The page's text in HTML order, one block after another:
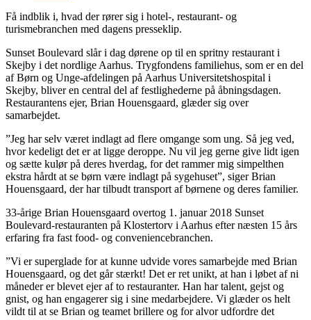
Få indblik i, hvad der rører sig i hotel-, restaurant- og
turismebranchen med dagens presseklip.
Sunset Boulevard slår i dag dørene op til en spritny restaurant i
Skejby i det nordlige Aarhus. Trygfondens familiehus, som er en del
af Børn og Unge-afdelingen på Aarhus Universitetshospital i
Skejby, bliver en central del af festlighederne på åbningsdagen.
Restaurantens ejer, Brian Houensgaard, glæder sig over
samarbejdet.
”Jeg har selv været indlagt ad flere omgange som ung. Så jeg ved,
hvor kedeligt det er at ligge deroppe. Nu vil jeg gerne give lidt igen
og sætte kulør på deres hverdag, for det rammer mig simpelthen
ekstra hårdt at se børn være indlagt på sygehuset”, siger Brian
Houensgaard, der har tilbudt transport af børnene og deres familier.
33-årige Brian Houensgaard overtog 1. januar 2018 Sunset
Boulevard-restauranten på Klostertorv i Aarhus efter næsten 15 års
erfaring fra fast food- og conveniencebranchen.
”Vi er superglade for at kunne udvide vores samarbejde med Brian
Houensgaard, og det går stærkt! Det er ret unikt, at han i løbet af ni
måneder er blevet ejer af to restauranter. Han har talent, gejst og
gnist, og han engagerer sig i sine medarbejdere. Vi glæder os helt
vildt til at se Brian og teamet brillere og for alvor udfordre det